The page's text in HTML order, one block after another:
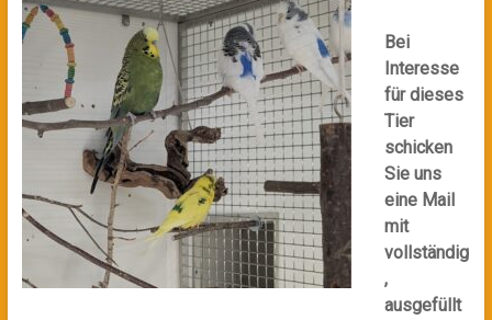
Bei
Interesse
für dieses
Tier
schicken
Sie uns
eine Mail
mit
vollständig
,
ausgefüllt